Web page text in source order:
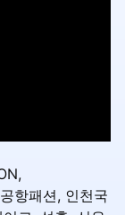
항패션, 인천국